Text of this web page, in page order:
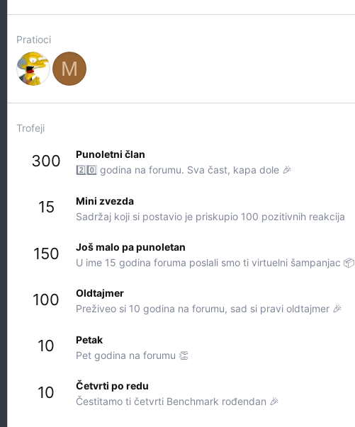
Pratioci
M
Trofeji
300
Punoletni član
2️⃣0️⃣ godina na forumu. Sva čast, kapa dole 🎉
15
Mini zvezda
Sadržaj koji si postavio je priskupio 100 pozitivnih reakcija
150
Još malo pa punoletan
U ime 15 godina foruma poslali smo ti virtuelni šampanjac 📦
100
Oldtajmer
Preživeo si 10 godina na forumu, sad si pravi oldtajmer 🎉
10
Petak
Pet godina na forumu 👏
10
Četvrti po redu
Čestitamo ti četvrti Benchmark rođendan 🎉